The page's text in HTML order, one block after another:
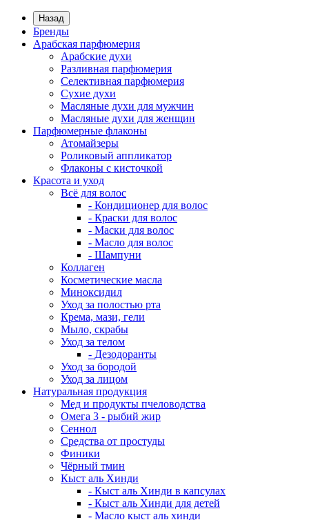
Назад
Бренды
Арабская парфюмерия
Арабские духи
Разливная парфюмерия
Селективная парфюмерия
Сухие духи
Масляные духи для мужчин
Масляные духи для женщин
Парфюмерные флаконы
Атомайзеры
Роликовый аппликатор
Флаконы с кисточкой
Красота и уход
Всё для волос
- Кондиционер для волос
- Краски для волос
- Маски для волос
- Масло для волос
- Шампуни
Коллаген
Косметические масла
Миноксидил
Уход за полостью рта
Крема, мази, гели
Мыло, скрабы
Уход за телом
- Дезодоранты
Уход за бородой
Уход за лицом
Натуральная продукция
Мед и продукты пчеловодства
Омега 3 - рыбий жир
Сеннол
Средства от простуды
Финики
Чёрный тмин
Кыст аль Хинди
- Кыст аль Хинди в капсулах
- Кыст аль Хинди для детей
- Масло кыст аль хинди